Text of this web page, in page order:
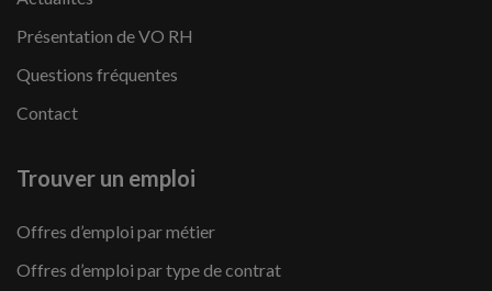
Présentation de VO RH
Questions fréquentes
Contact
Trouver un emploi
Offres d’emploi par métier
Offres d’emploi par type de contrat